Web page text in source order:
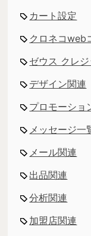
カート設定
クロネコweb
ゼウス クレ
デザイン関連
プロモーショ
メッセージ一
メール関連
出品関連
分析関連
加盟店関連